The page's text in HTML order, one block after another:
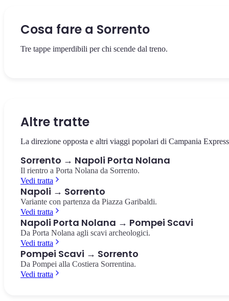
Cosa fare a Sorrento
Tre tappe imperdibili per chi scende dal treno.
Altre tratte
La direzione opposta e altri viaggi popolari di Campania
Sorrento → Napoli Porta Nolana
Il rientro a Porta Nolana da Sorrento.
Vedi tratta
Napoli → Sorrento
Variante con partenza da Piazza Garibaldi.
Vedi tratta
Napoli Porta Nolana → Pompei Scavi
Da Porta Nolana agli scavi archeologici.
Vedi tratta
Pompei Scavi → Sorrento
Da Pompei alla Costiera Sorrentina.
Vedi tratta